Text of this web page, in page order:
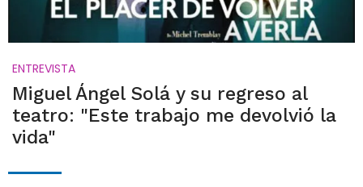
ENTREVISTA
Miguel Ángel Solá y su regreso al
teatro: "Este trabajo me devolvió la
vida"